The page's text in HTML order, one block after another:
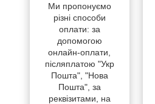
Ми пропонуємо
різні способи
оплати: за
допомогою
онлайн-оплати,
післяплатою "Укр
Пошта", "Нова
Пошта", за
реквізитами, на